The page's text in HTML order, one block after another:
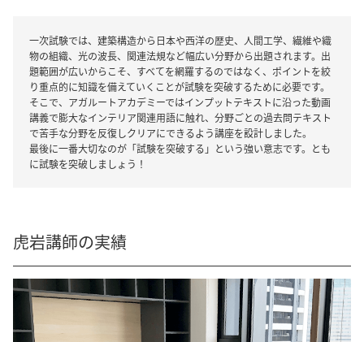
一次試験では、建築構造から日本や西洋の歴史、人間工学、繊維や織
物の組織、光の波長、関連法規など幅広い分野から出題されます。出
題範囲が広いからこそ、すべてを網羅するのではなく、ポイントを絞
り重点的に知識を備えていくことが試験を突破するために必要です。
そこで、アガルートアカデミーではインプットテキストに沿った動画
講義で膨大なインテリア関連用語に触れ、分野ごとの過去問テキスト
で苦手な分野を反復しクリアにできるよう講座を設計しました。
最後に一番大切なのが「試験を突破する」という強い意志です。とも
に試験を突破しましょう！
虎岩講師の実績